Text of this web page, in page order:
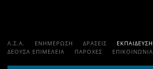
Λ.Σ.Α. ΕΝΗΜΕΡΩΣΗ ΔΡΑΣΕΙΣ
ΕΚΠΑΊΔΕΥΣΗ
ΔΕΟΥΣΑ ΕΠΙΜΕΛΕΙΑ
ΠΑΡΟΧΈΣ ΕΠΙΚΟΙΝΩΝΊΑ